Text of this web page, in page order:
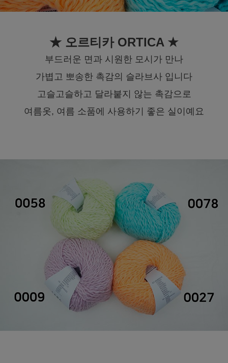
★ 오르티카 ORTICA ★
부드러운 면과 시원한 모시가 만나
가볍고 뽀송한 촉감의 슬라브사 입니다
고슬고슬하고 달라붙지 않는 촉감으로
여름옷, 여름 소품에 사용하기 좋은 실이예요